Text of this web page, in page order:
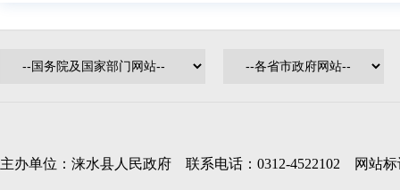
主办单位：涞水县人民政府 联系电话：0312-4522102 网站标